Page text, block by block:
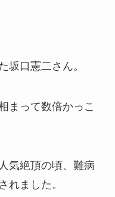
坂口憲二さん。
まって数倍かっこ
気絶頂の頃、難病
れました。